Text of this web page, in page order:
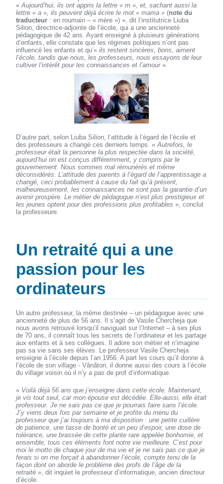
«Aujourd’hui, ils ont appris la lettre « m », et, sachant aussi la
lettre « a », ils peuvent déjà écrire le mot « mama » (note du
traducteur : en roumain – « mère ») », dit l’institutrice Liuba
Silion, directrice-adjointe de l’école, qui a une ancienneté
pédagogique de 42 ans. Ayant enseigné à plusieurs générations
d’enfants, elle constate que les régimes politiques n’ont pas
influencé les enfants et qu’«ils restent sincères, bons, aiment
l’école, tandis que nous, les professeurs, nous essayons de leur
cultiver l’intérêt pour les connaissances et l’amour».
D’autre part, selon Liuba Silion, l’attitude à l’égard de l’école et
des professeurs a changé ces derniers temps. «Autrefois, le
professeur était la personne la plus respectée dans la société,
aujourd’hui on est conçus différemment, y compris par le
gouvernement. Nous sommes mal rémunérés et même
déconsidérés. L’attitude des parents à l’égard de l’apprentissage a
changé, ceci probablement à cause du fait qu’à présent,
malheureusement, les connaissances ne sont pas la garantie d’un
avenir prospère. Le métier de pédagogue n’est plus prestigieux et
les jeunes optent pour des professions plus profitables », conclut
la professeure.
Un retraité qui a une
passion pour les
ordinateurs
Un autre professeur, la même destinée – un pédagogue avec une
ancienneté de plus de 56 ans. Il s’agit de Vasile Chercheja que
nous avons retrouvé lorsqu’il naviguait sur l’Internet – à ses plus
de 70 ans, il connaît tous les secrets de l’ordinateur et les partage
aux enfants et à ses collègues. Il adore son métier et n’imagine
pas sa vie sans ses élèves. Le professeur Vasile Chercheja
enseigne à l’école depuis l’an 1956. A part les cours qu’il donne à
l’école de son village - Vânători, il donne aussi des cours à l’école
du village voisin où il n’y a pas de prof d’informatique.
« Voilà déjà 56 ans que j’enseigne dans cette école. Maintenant,
je vis tout seul, car mon épouse est décédée. Elle-aussi, elle était
professeur. Je ne sais pas ce que je pourrais faire sans l’école.
J’y viens deux fois par semaine et je profite du menu du
professeur que j’ai toujours à ma disposition : une petite cuillère
de patience, une tasse de bonté et un peu d’espoir, une dose de
tolérance, une brassée de cette plante rare appelée bonhomie, et
ensemble, tous ces éléments font notre vie meilleure. C’est pour
moi le motto de chaque jour de ma vie et je ne sais pas ce que je
ferais si on me forçait à abandonner l’école, compte tenu de la
façon dont on aborde le problème des profs de l’âge de la
retraité », dit inquiet le professeur d’informatique, ancien directeur
d’école.